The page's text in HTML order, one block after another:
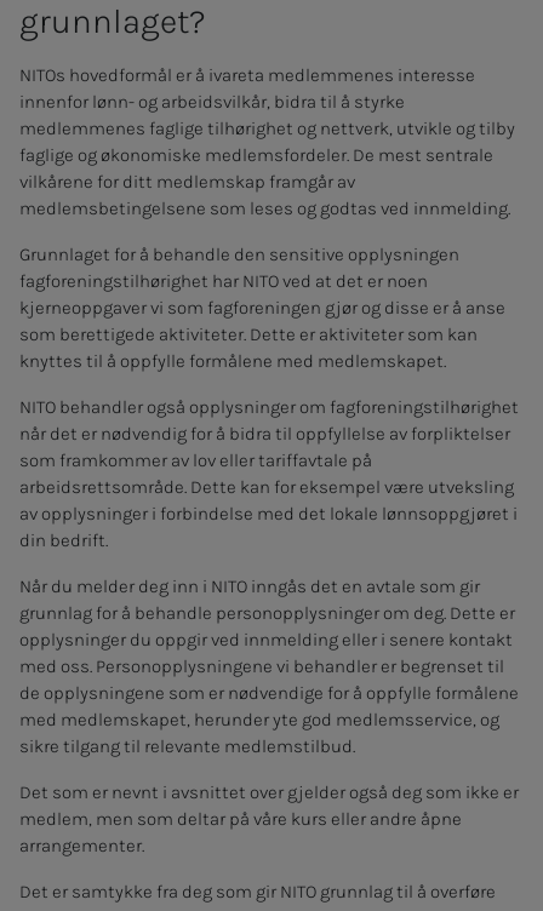
grunn­la­­­get?
NITOs hovedformål er å ivareta medlemmenes interesse
innenfor lønn- og arbeidsvilkår, bidra til å styrke
medlemmenes faglige tilhørighet og nettverk, utvikle og tilby
faglige og økonomiske medlemsfordeler. De mest sentrale
vilkårene for ditt medlemskap framgår av
medlemsbetingelsene som leses og godtas ved innmelding.
Grunnlaget for å behandle den sensitive opplysningen
fagforeningstilhørighet har NITO ved at det er noen
kjerneoppgaver vi som fagforeningen gjør og disse er å anse
som berettigede aktiviteter. Dette er aktiviteter som kan
knyttes til å oppfylle formålene med medlemskapet.
NITO behandler også opplysninger om fagforeningstilhørighet
når det er nødvendig for å bidra til oppfyllelse av forpliktelser
som framkommer av lov eller tariffavtale på
arbeidsrettsområde. Dette kan for eksempel være utveksling
av opplysninger i forbindelse med det lokale lønnsoppgjøret i
din bedrift.
Når du melder deg inn i NITO inngås det en avtale som gir
grunnlag for å behandle personopplysninger om deg. Dette er
opplysninger du oppgir ved innmelding eller i senere kontakt
med oss. Personopplysningene vi behandler er begrenset til
de opplysningene som er nødvendige for å oppfylle formålene
med medlemskapet, herunder yte god medlemsservice, og
sikre tilgang til relevante medlemstilbud.
Det som er nevnt i avsnittet over gjelder også deg som ikke er
medlem, men som deltar på våre kurs eller andre åpne
arrangementer.
Det er samtykke fra deg som gir NITO grunnlag til å overføre